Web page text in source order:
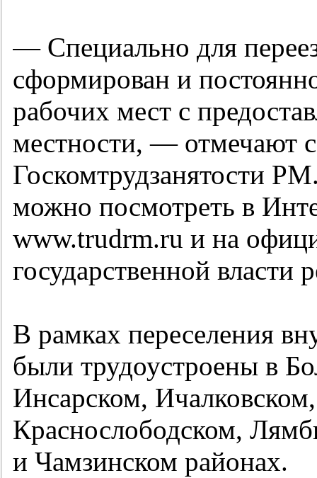
— Специально для
сформирован и
рабочих мест с
местности, — отмечают
Госкомтрудзанятости
можно посмотреть в
www.trudrm.ru и на
государственной власти
В рамках переселения
были трудоустроены в
Инсарском,
Краснослободском,
и Чамзинском районах.